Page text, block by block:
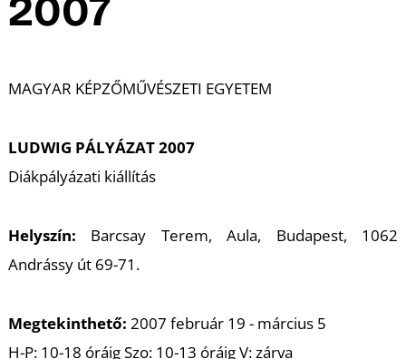
2007
MAGYAR KÉPZŐMŰVÉSZETI EGYETEM
LUDWIG PÁLYÁZAT 2007
Diákpályázati kiállítás
Helyszín: Barcsay Terem, Aula, Budapest, 1062
Andrássy út 69-71.
Megtekinthető: 2007 február 19 - március 5
H-P: 10-18 óráig Szo: 10-13 óráig V: zárva